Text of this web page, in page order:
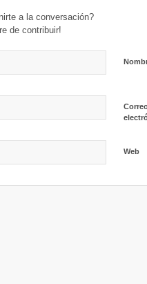
a la conversación?
de contribuir!
Web